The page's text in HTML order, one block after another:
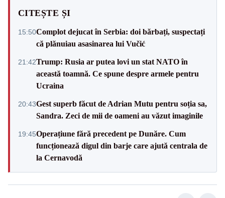
CITEȘTE ȘI
15:50Complot dejucat în Serbia: doi bărbați, suspectați
că plănuiau asasinarea lui Vučić
21:42Trump: Rusia ar putea lovi un stat NATO în
această toamnă. Ce spune despre armele pentru
Ucraina
20:43Gest superb făcut de Adrian Mutu pentru soția sa,
Sandra. Zeci de mii de oameni au văzut imaginile
19:45Operațiune fără precedent pe Dunăre. Cum
funcționează digul din barje care ajută centrala de
la Cernavodă